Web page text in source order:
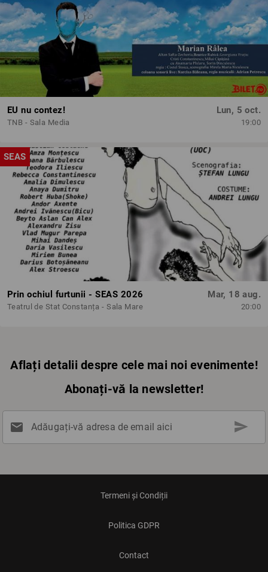
EU nu contez!
TNB - Sala Media
Lun, 5 oct.
19:00
SEAS
Prin ochiul furtunii - SEAS 2026
Teatrul de Stat Constanța - Sala Mare
Mar, 18 aug.
20:00
Aflați detalii despre cele mai noi evenimente!
Abonați-vă la newsletter!
mail Adăugați-vă adresa de email aici send
Termeni și Condiții
Politica GDPR
Contact